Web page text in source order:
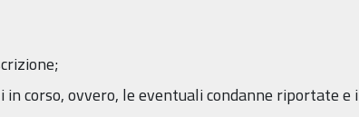
corso, ovvero, le eventuali condanne riportate e i